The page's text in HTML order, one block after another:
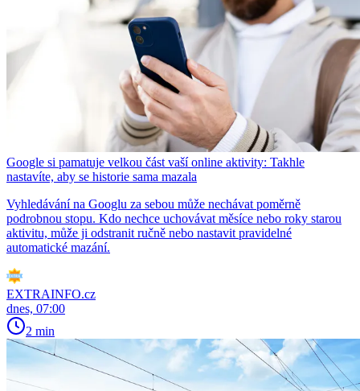
Google si pamatuje velkou část vaší online aktivity: Takhle
nastavíte, aby se historie sama mazala
Vyhledávání na Googlu za sebou může nechávat poměrně
podrobnou stopu. Kdo nechce uchovávat měsíce nebo roky starou
aktivitu, může ji odstranit ručně nebo nastavit pravidelné
automatické mazání.
EXTRAINFO.cz
dnes, 07:00
2 min